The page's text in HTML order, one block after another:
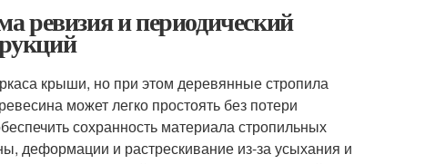
ревизия и периодический
крыши, но при этом деревянные стропила
может легко простоять без потери
сохранность материала стропильных
деформации и растрескивание из-за усыхания и